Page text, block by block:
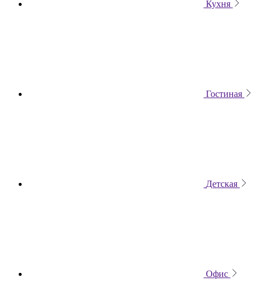
Кухня
Гостиная
Детская
Офис